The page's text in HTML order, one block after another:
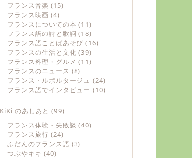
フランス音楽 (15)
フランス映画 (4)
フランスについての本 (11)
フランス語の詩と歌詞 (18)
フランス語ことばあそび (16)
フランスの生活と文化 (39)
フランス料理・グルメ (11)
フランスのニュース (8)
フランス・ルポルタージュ (24)
フランス語でインタビュー (10)
KiKi のあしあと (99)
フランス体験・失敗談 (40)
フランス旅行 (24)
ふだんのフランス語 (3)
つぶやキキ (40)